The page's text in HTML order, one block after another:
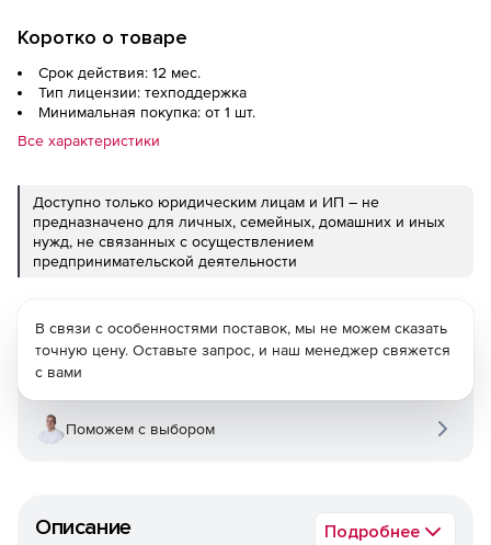
Коротко о товаре
Срок действия: 12 мес.
Тип лицензии: техподдержка
Минимальная покупка: от 1 шт.
Все характеристики
Доступно только юридическим лицам и ИП – не
предназначено для личных, семейных, домашних и иных
нужд, не связанных с осуществлением
предпринимательской деятельности
Описание Подробнее
В связи с особенностями поставок, мы не можем сказать
точную цену. Оставьте запрос, и наш менеджер свяжется
с вами
Поможем с выбором